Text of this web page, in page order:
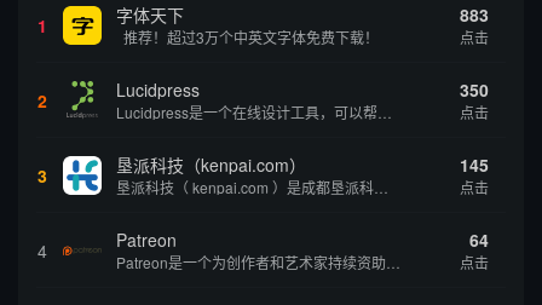
1 字体天下
推荐！超过3万个中英文字体免费下载！
883
点击
2 Lucidpress 350
点击
3 垦派科技（kenpai.com） 145
点击
4 Patreon 64
点击